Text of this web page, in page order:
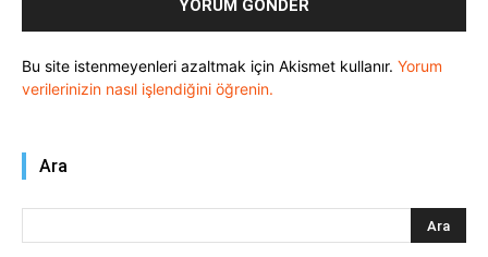
Bu site istenmeyenleri azaltmak için Akismet kullanır. Yorum
verilerinizin nasıl işlendiğini öğrenin.
Ara